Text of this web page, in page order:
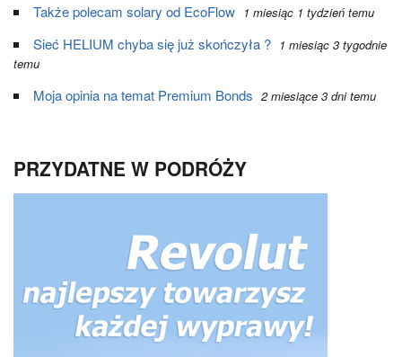
Także polecam solary od EcoFlow 1 miesiąc 1 tydzień temu
Sieć HELIUM chyba się już skończyła ? 1 miesiąc 3 tygodnie
temu
Moja opinia na temat Premium Bonds 2 miesiące 3 dni temu
PRZYDATNE W PODRÓŻY